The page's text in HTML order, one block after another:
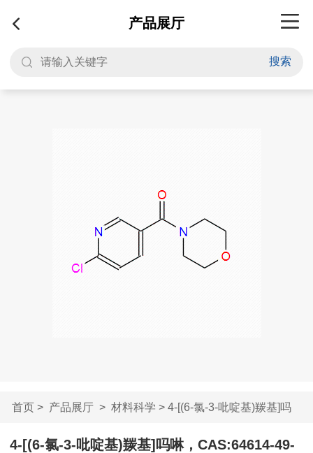
产品展厅
搜索
首页> 产品展厅> 材料科学 > 4-[(6-氯-3-吡啶基)羰基]吗
啉...
4-[(6-氯-3-吡啶基)羰基]吗啉，CAS:64614-49-